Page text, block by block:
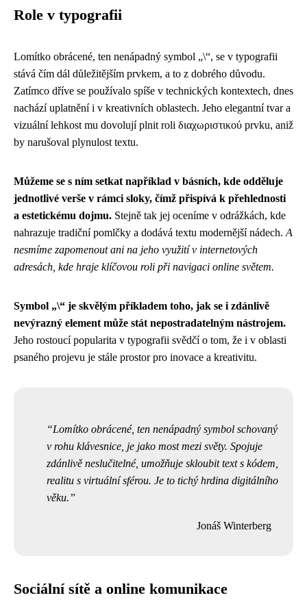
Role v typografii
Lomítko obrácené, ten nenápadný symbol „\“, se v typografii
stává čím dál důležitějším prvkem, a to z dobrého důvodu.
Zatímco dříve se používalo spíše v technických kontextech, dnes
nachází uplatnění i v kreativních oblastech. Jeho elegantní tvar a
vizuální lehkost mu dovolují plnit roli διαχωριστικού prvku, aniž
by narušoval plynulost textu.
Můžeme se s ním setkat například v básních, kde odděluje
jednotlivé verše v rámci sloky, čímž přispívá k přehlednosti
a estetickému dojmu. Stejně tak jej oceníme v odrážkách, kde
nahrazuje tradiční pomlčky a dodává textu modernější nádech. A
nesmíme zapomenout ani na jeho využití v internetových
adresách, kde hraje klíčovou roli při navigaci online světem.
Symbol „\“ je skvělým příkladem toho, jak se i zdánlivě
nevýrazný element může stát nepostradatelným nástrojem.
Jeho rostoucí popularita v typografii svědčí o tom, že i v oblasti
psaného projevu je stále prostor pro inovace a kreativitu.
Lomítko obrácené, ten nenápadný symbol schovaný
v rohu klávesnice, je jako most mezi světy. Spojuje
zdánlivě neslučitelné, umožňuje skloubit text s kódem,
realitu s virtuální sférou. Je to tichý hrdina digitálního
věku.
Jonáš Winterberg
Sociální sítě a online komunikace